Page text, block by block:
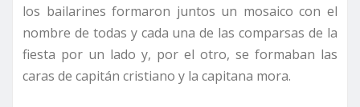
los bailarines formaron juntos un mosaico con el
nombre de todas y cada una de las comparsas de la
fiesta por un lado y, por el otro, se formaban las
caras de capitán cristiano y la capitana mora.